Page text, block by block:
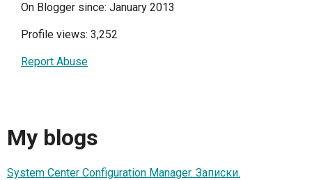
On Blogger since: January 2013
Profile views: 3,252
Report Abuse
My blogs
System Center Configuration Manager. Записки.